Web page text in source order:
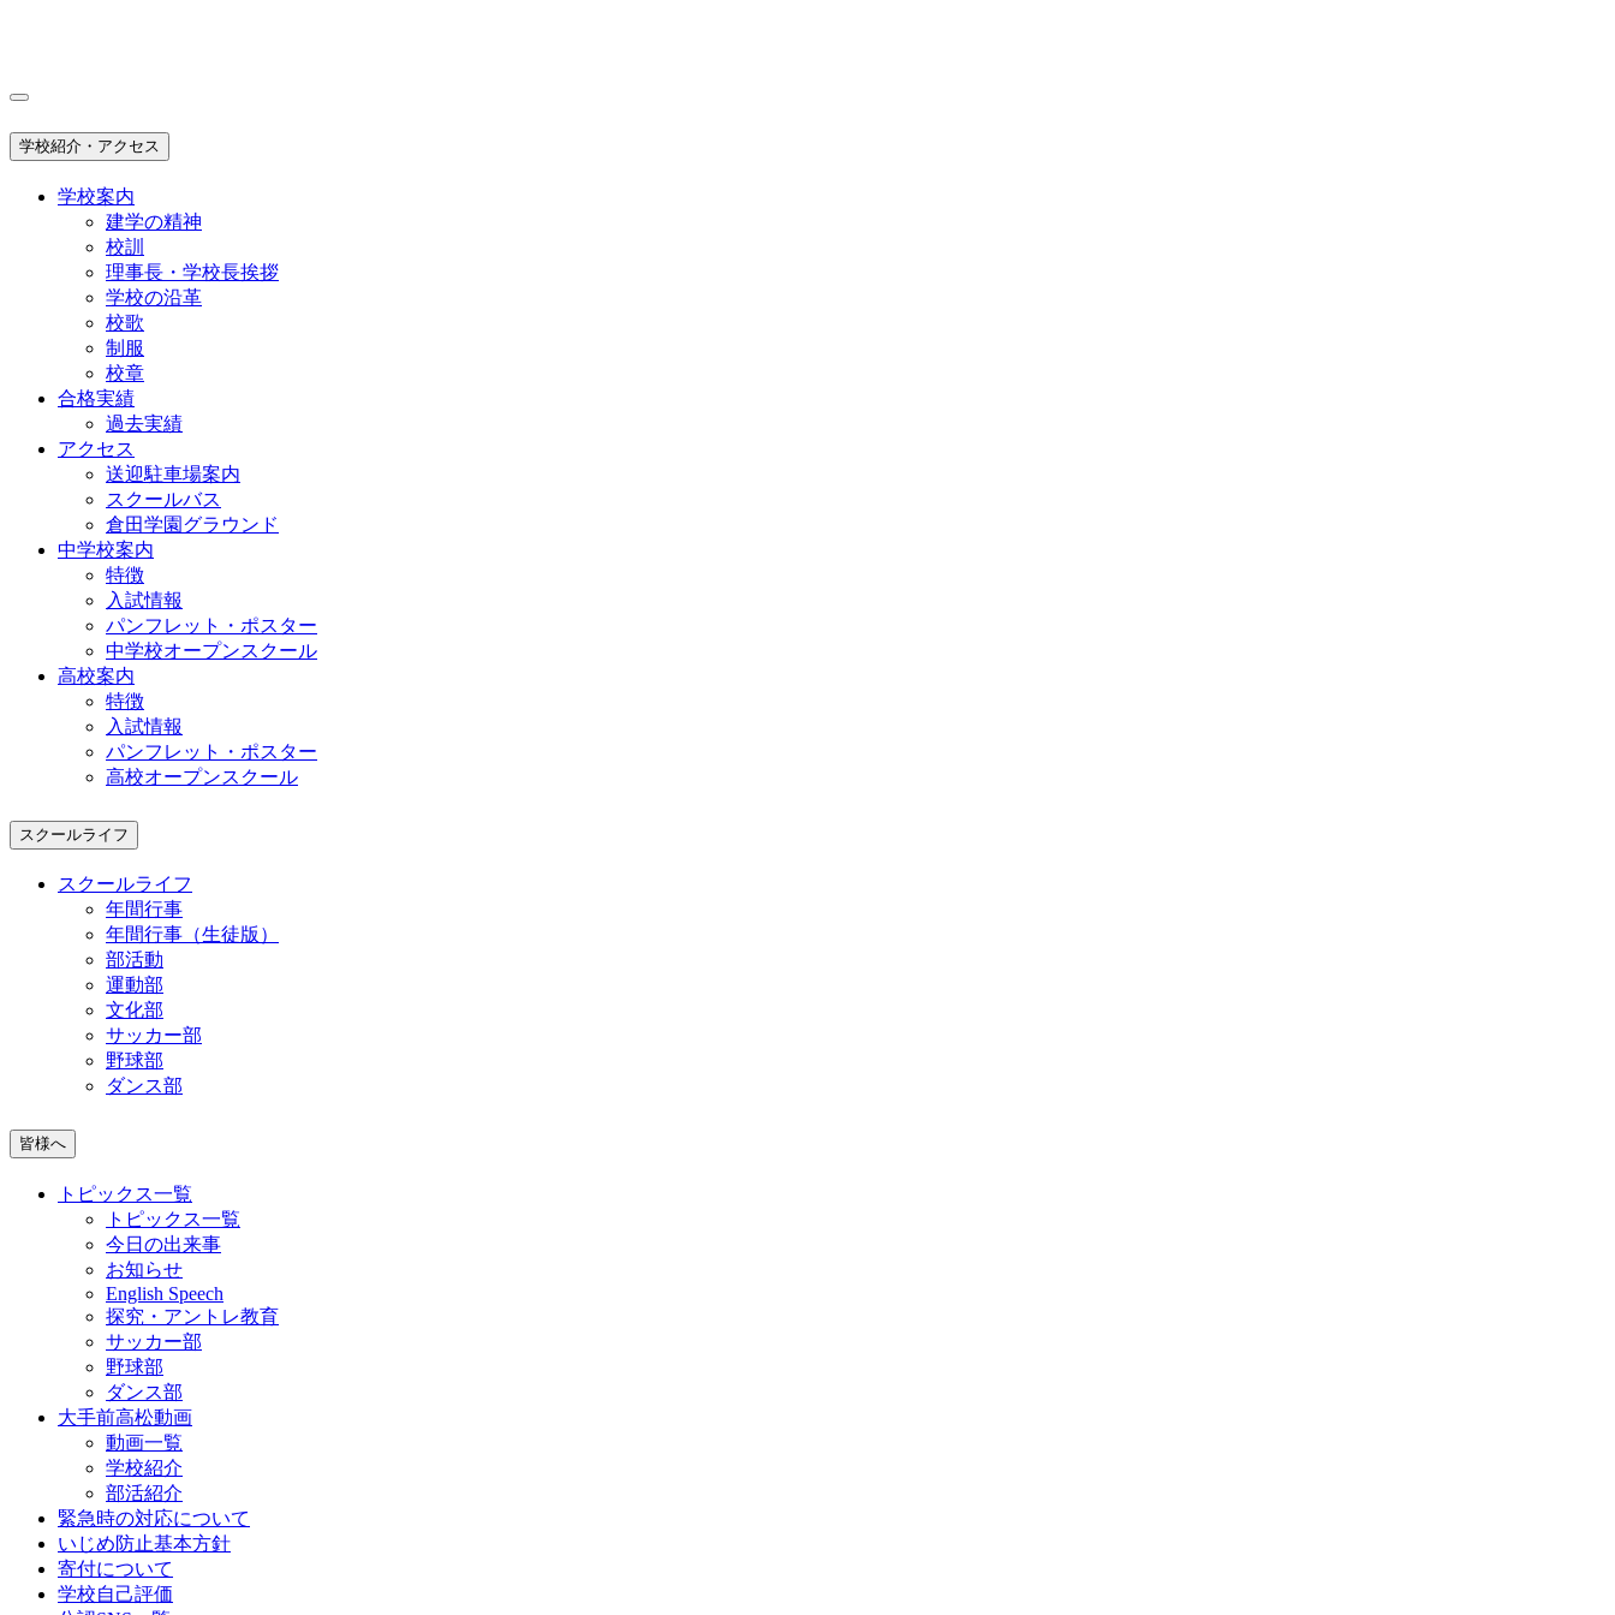
学校紹介・アクセス
学校案内
建学の精神
校訓
理事長・学校長挨拶
学校の沿革
校歌
制服
校章
合格実績
過去実績
アクセス
送迎駐車場案内
スクールバス
倉田学園グラウンド
中学校案内
特徴
入試情報
パンフレット・ポスター
中学校オープンスクール
高校案内
特徴
入試情報
パンフレット・ポスター
高校オープンスクール
スクールライフ
スクールライフ
年間行事
年間行事（生徒版）
部活動
運動部
文化部
サッカー部
野球部
ダンス部
皆様へ
トピックス一覧
トピックス一覧
今日の出来事
お知らせ
English Speech
探究・アントレ教育
サッカー部
野球部
ダンス部
大手前高松動画
動画一覧
学校紹介
部活紹介
緊急時の対応について
いじめ防止基本方針
寄付について
学校自己評価